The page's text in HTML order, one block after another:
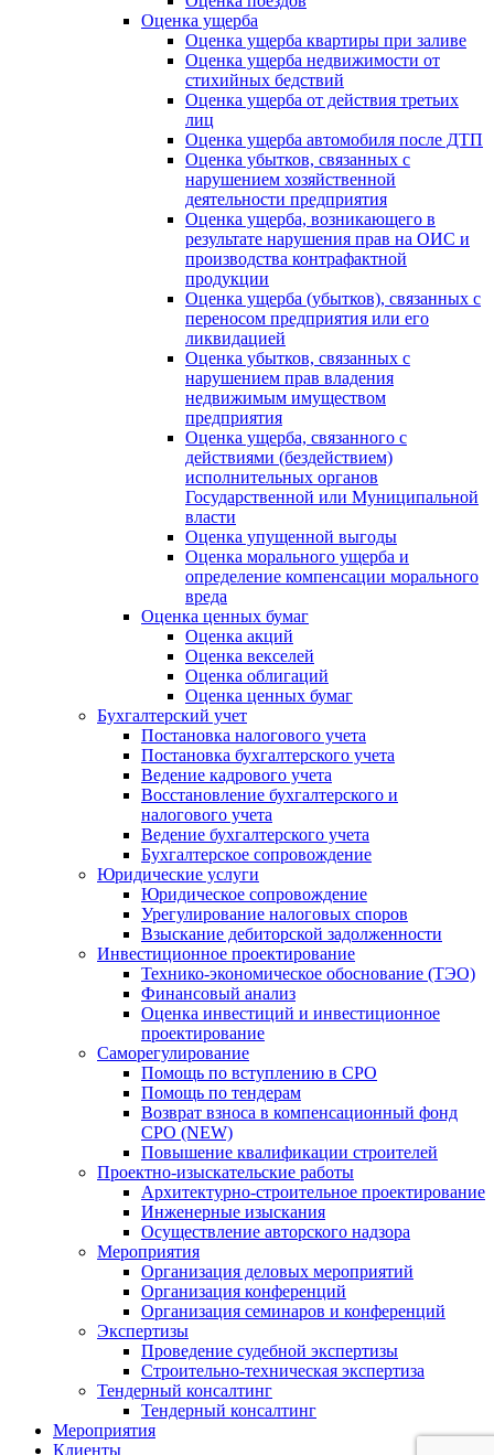
Оценка ущерба
Оценка ущерба квартиры при заливе
Оценка ущерба недвижимости от
стихийных бедствий
Оценка ущерба от действия третьих
лиц
Оценка ущерба автомобиля после ДТП
Оценка убытков, связанных с
нарушением хозяйственной
деятельности предприятия
Оценка ущерба, возникающего в
результате нарушения прав на ОИС и
производства контрафактной
продукции
Оценка ущерба (убытков), связанных с
переносом предприятия или его
ликвидацией
Оценка убытков, связанных с
нарушением прав владения
недвижимым имуществом
предприятия
Оценка ущерба, связанного с
действиями (бездействием)
исполнительных органов
Государственной или Муниципальной
власти
Оценка упущенной выгоды
Оценка морального ущерба и
определение компенсации морального
вреда
Оценка ценных бумаг
Оценка акций
Оценка векселей
Оценка облигаций
Оценка ценных бумаг
Бухгалтерский учет
Постановка налогового учета
Постановка бухгалтерского учета
Ведение кадрового учета
Восстановление бухгалтерского и
налогового учета
Ведение бухгалтерского учета
Бухгалтерское сопровождение
Юридические услуги
Юридическое сопровождение
Урегулирование налоговых споров
Взыскание дебиторской задолженности
Инвестиционное проектирование
Технико-экономическое обоснование (ТЭО)
Финансовый анализ
Оценка инвестиций и инвестиционное
проектирование
Саморегулирование
Помощь по вступлению в СРО
Помощь по тендерам
Возврат взноса в компенсационный фонд
СРО (NEW)
Повышение квалификации строителей
Проектно-изыскательские работы
Архитектурно-строительное проектирование
Инженерные изыскания
Осуществление авторского надзора
Мероприятия
Организация деловых мероприятий
Организация конференций
Организация семинаров и конференций
Экспертизы
Проведение судебной экспертизы
Строительно-техническая экспертиза
Тендерный консалтинг
Тендерный консалтинг
Мероприятия
Клиенты